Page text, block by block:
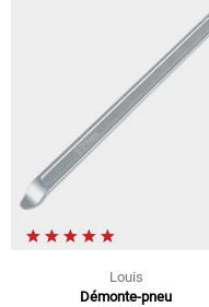
Louis
Démonte-pneu